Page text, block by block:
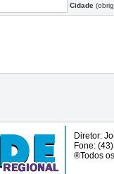
Cidade
Diretor:
Fone:
®Todos